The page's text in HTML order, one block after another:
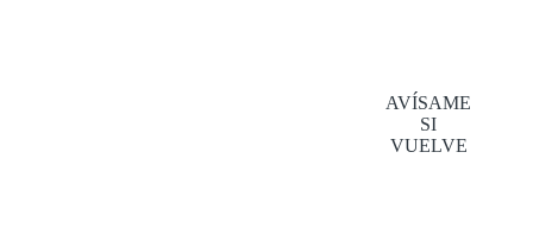
AVÍSAME
SI
VUELVE